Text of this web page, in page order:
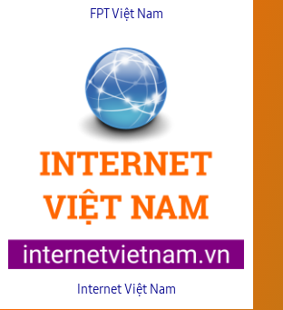
FPT Việt Nam
Internet Việt Nam